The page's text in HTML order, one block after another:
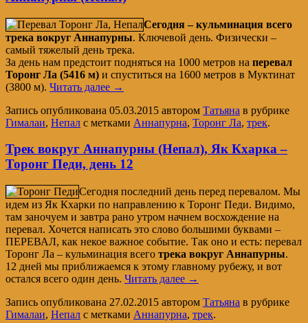
Сегодня – кульминация всего
трека вокруг Аннапурны. Ключевой день. Физически –
самый тяжелый день трека.
За день нам предстоит подняться на 1000 метров на перевал
Торонг Ла (5416 м) и спуститься на 1600 метров в Муктинат
(3800 м). Читать далее →
Запись опубликована 05.03.2015 автором Татьяна в рубрике
Гималаи, Непал с метками Аннапурна, Торонг Ла, трек.
Трек вокруг Аннапурны (Непал), Як Кхарка –
Торонг Педи, день 12
Сегодня последний день перед перевалом. Мы
идем из Як Кхарки по направлению к Торонг Педи. Видимо,
там заночуем и завтра рано утром начнем восхождение на
перевал. Хочется написать это слово большими буквами –
ПЕРЕВАЛ, как некое важное событие. Так оно и есть: перевал
Торонг Ла – кульминация всего трека вокруг Аннапурны.
12 дней мы приближаемся к этому главному рубежу, и вот
остался всего один день. Читать далее →
Запись опубликована 27.02.2015 автором Татьяна в рубрике
Гималаи, Непал с метками Аннапурна, трек.